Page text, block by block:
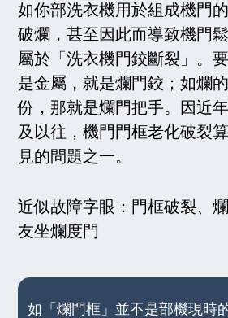
如你部洗衣機用於組成機門
破爛，甚至因此而導致機門
屬於「洗衣機門鉸斷裂」。
是金屬，就是爛門鉸；如爛
份，那就是爛門把手。因近
及以往，機門門框老化破裂
見的問題之一。
近似故障字眼：門框破裂、
友坐爛度門
如「爛門框」並不是部機現時